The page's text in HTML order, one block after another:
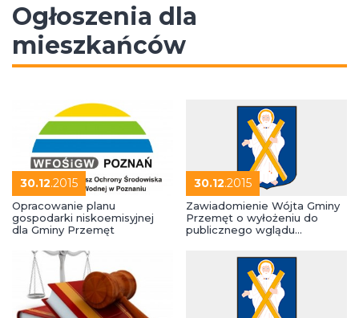
Ogłoszenia dla
mieszkańców
30.12.2015
Opracowanie planu
gospodarki niskoemisyjnej
dla Gminy Przemęt
30.12.2015
Zawiadomienie Wójta Gminy
Przemęt o wyłożeniu do
publicznego wglądu
Planów Urządzenia Lasu